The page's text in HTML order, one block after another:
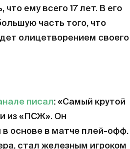
ему всего 17 лет. В его
часть того, что
олицетворением своего
писал: «Самый крутой
из «ПСЖ». Он
в основе в матче плей-офф.
стал железным игроком